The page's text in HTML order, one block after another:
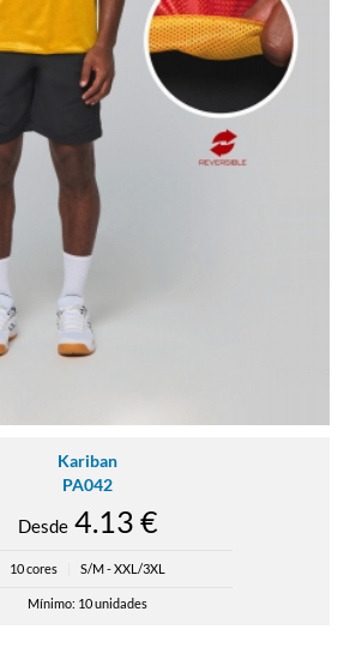
Kariban
PA042
Desde4.13 €
10 cores S/M - XXL/3XL
Mínimo: 10 unidades